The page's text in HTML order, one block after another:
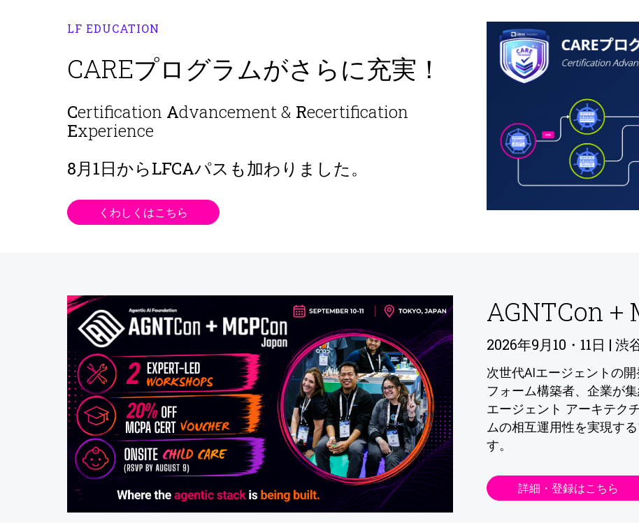
LF EDUCATION
CAREプログラムがさらに充実！
Certification Advancement & Recertification
Experience
8月1日からLFCAパスも加わりました。
くわしくはこちら
AGNTCon +
2026年9月10・11日 | 渋
次世代AIエージェントの
フォーム構築者、企業が
エージェント アーキテク
ムの相互運用性を実現す
す。
詳細・登録はこちら